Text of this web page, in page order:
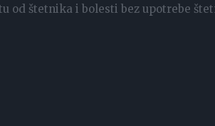
od štetnika i bolesti bez upotrebe